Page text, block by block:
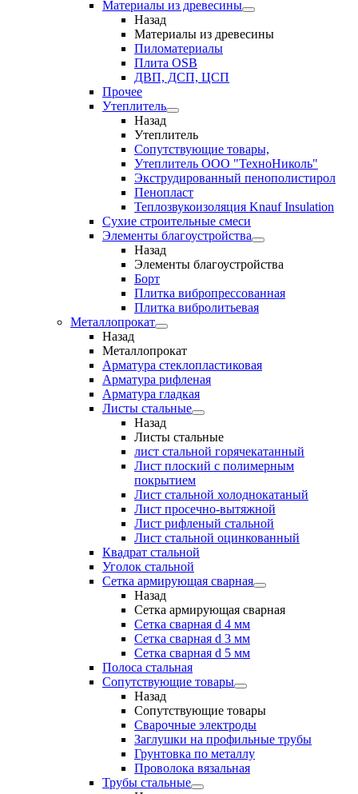
Материалы из древесины
Назад
Материалы из древесины
Пиломатериалы
Плита OSB
ДВП, ДСП, ЦСП
Прочее
Утеплитель
Назад
Утеплитель
Сопутствующие товары,
Утеплитель ООО "ТехноНиколь"
Экструдированный пенополистирол
Пенопласт
Теплозвукоизоляция Knauf Insulation
Сухие строительные смеси
Элементы благоустройства
Назад
Элементы благоустройства
Борт
Плитка вибропрессованная
Плитка вибролитьевая
Металлопрокат
Назад
Металлопрокат
Арматура стеклопластиковая
Арматура рифленая
Арматура гладкая
Листы стальные
Назад
Листы стальные
лист стальной горячекатанный
Лист плоский с полимерным
покрытием
Лист стальной холоднокатаный
Лист просечно-вытяжной
Лист рифленый стальной
Лист стальной оцинкованный
Квадрат стальной
Уголок стальной
Сетка армирующая сварная
Назад
Сетка армирующая сварная
Сетка сварная d 4 мм
Сетка сварная d 3 мм
Сетка сварная d 5 мм
Полоса стальная
Сопутствующие товары
Назад
Сопутствующие товары
Сварочные электроды
Заглушки на профильные трубы
Грунтовка по металлу
Проволока вязальная
Трубы стальные